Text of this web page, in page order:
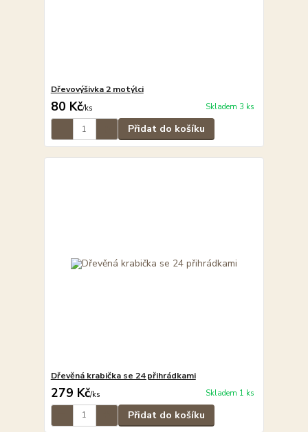
Dřevovýšivka 2 motýlci
80 Kč/ks Skladem 3 ks
Přidat do košíku
Dřevěná krabička se 24 přihrádkami
279 Kč/ks Skladem 1 ks
Přidat do košíku